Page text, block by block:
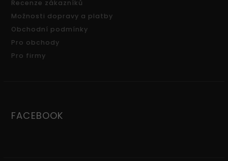
Recenze zákazníků
Možnosti dopravy a platby
Obchodní podmínky
Pro obchody
Pro firmy
FACEBOOK